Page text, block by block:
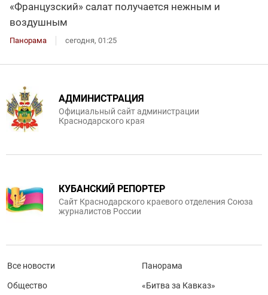
«Французский» салат получается нежным и
воздушным
Панорама сегодня, 01:25
АДМИНИСТРАЦИЯ
Официальный сайт администрации
Краснодарского края
КУБАНСКИЙ РЕПОРТЕР
Сайт Краснодарского краевого отделения Союза
журналистов России
Все новости
Общество
Панорама
«Битва за Кавказ»